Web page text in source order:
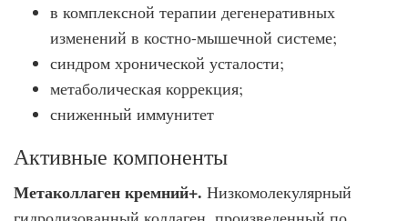
в комплексной терапии дегенеративных
изменений в костно-мышечной системе;
синдром хронической усталости;
метаболическая коррекция;
сниженный иммунитет
Активные компоненты
Метаколлаген кремний+. Низкомолекулярный